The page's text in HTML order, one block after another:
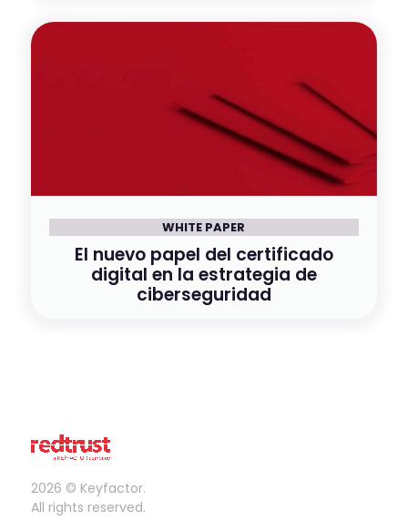
WHITE PAPER
El nuevo papel del certificado
digital en la estrategia de
ciberseguridad
2026 © Keyfactor.
All rights reserved.